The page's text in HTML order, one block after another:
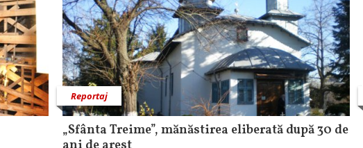
Reportaj
„Sfânta Treime”, mănăstirea eliberată după 30 de